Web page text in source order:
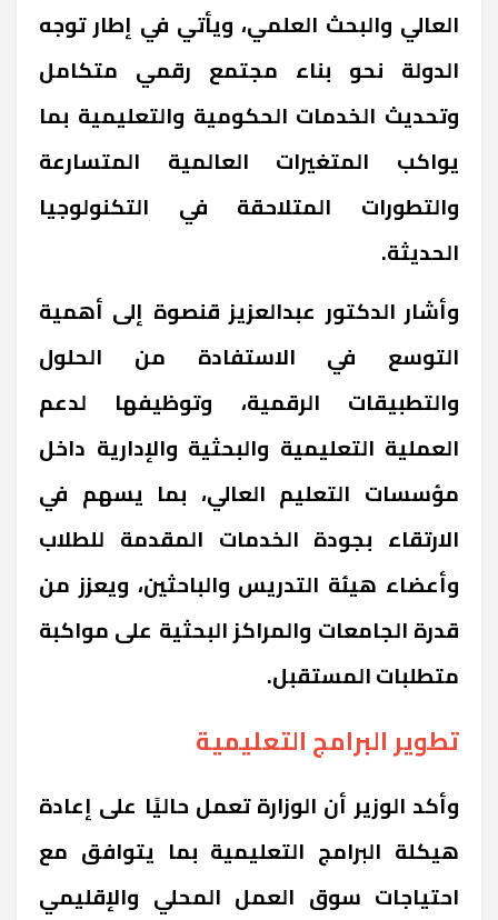
العالي والبحث العلمي، ويأتي في إطار توجه
الدولة نحو بناء مجتمع رقمي متكامل
وتحديث الخدمات الحكومية والتعليمية بما
يواكب المتغيرات العالمية المتسارعة
والتطورات المتلاحقة في التكنولوجيا
الحديثة.
وأشار الدكتور عبدالعزيز قنصوة إلى أهمية
التوسع في الاستفادة من الحلول
والتطبيقات الرقمية، وتوظيفها لدعم
العملية التعليمية والبحثية والإدارية داخل
مؤسسات التعليم العالي، بما يسهم في
الارتقاء بجودة الخدمات المقدمة للطلاب
وأعضاء هيئة التدريس والباحثين، ويعزز من
قدرة الجامعات والمراكز البحثية على مواكبة
متطلبات المستقبل.
تطوير البرامج التعليمية
وأكد الوزير أن الوزارة تعمل حاليًا على إعادة
هيكلة البرامج التعليمية بما يتوافق مع
احتياجات سوق العمل المحلي والإقليمي